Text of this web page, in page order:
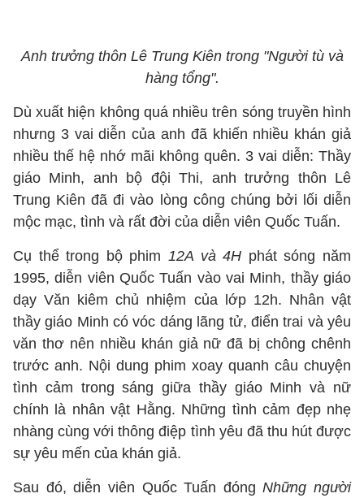
Anh trưởng thôn Lê Trung Kiên trong "Người tù và
hàng tổng".
Dù xuất hiện không quá nhiều trên sóng truyền hình
nhưng 3 vai diễn của anh đã khiến nhiều khán giả
nhiều thế hệ nhớ mãi không quên. 3 vai diễn: Thầy
giáo Minh, anh bộ đội Thi, anh trưởng thôn Lê
Trung Kiên đã đi vào lòng công chúng bởi lối diễn
mộc mạc, tình và rất đời của diễn viên Quốc Tuấn.
Cụ thể trong bộ phim 12A và 4H phát sóng năm
1995, diễn viên Quốc Tuấn vào vai Minh, thầy giáo
dạy Văn kiêm chủ nhiệm của lớp 12h. Nhân vật
thầy giáo Minh có vóc dáng lãng tử, điển trai và yêu
văn thơ nên nhiều khán giả nữ đã bị chông chênh
trước anh. Nội dung phim xoay quanh câu chuyện
tình cảm trong sáng giữa thầy giáo Minh và nữ
chính là nhân vật Hằng. Những tình cảm đẹp nhẹ
nhàng cùng với thông điệp tình yêu đã thu hút được
sự yêu mến của khán giả.
Sau đó, diễn viên Quốc Tuấn đóngNhững người